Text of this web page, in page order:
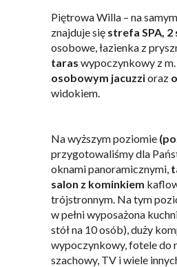
Piętrowa Willa – na
znajduje się strefa SPA, 2
osobowe, łazienka z
taras wypoczynkowy z m.
osobowym jacuzzioraz
widokiem.
Na wyższym poziomie
przygotowaliśmy dla
oknami panoramicznymi,
salon z kominkiem
trójstronnym. Na tym
w pełni wyposażona
stół na 10 osób), duży
wypoczynkowy, fotele do
szachowy, TV i wiele